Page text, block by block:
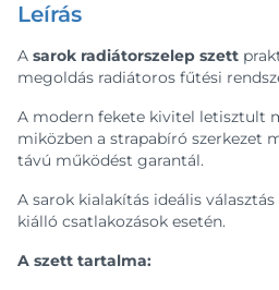
Leírás
A sarok radiátorszelep szett
megoldás radiátoros fűtési
A modern fekete kivitel letisztult
miközben a strapabíró szerkezet
távú működést garantál.
A sarok kialakítás ideális
kiálló csatlakozások esetén.
A szett tartalma: